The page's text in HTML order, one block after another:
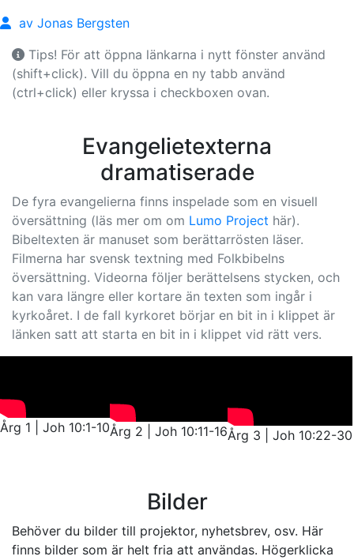
av Jonas Bergsten
Tips! För att öppna länkarna i nytt fönster använd
(shift+click). Vill du öppna en ny tabb använd
(ctrl+click) eller kryssa i checkboxen ovan.
Evangelietexterna
dramatiserade
De fyra evangelierna finns inspelade som en visuell
översättning (läs mer om om Lumo Project här).
Bibeltexten är manuset som berättarrösten läser.
Filmerna har svensk textning med Folkbibelns
översättning. Videorna följer berättelsens stycken, och
kan vara längre eller kortare än texten som ingår i
kyrkoåret. I de fall kyrkoret börjar en bit in i klippet är
länken satt att starta en bit in i klippet vid rätt vers.
Årg 1 | Joh 10:1-10Årg 2 | Joh 10:11-16Årg 3 | Joh 10:22-30
Bilder
Behöver du bilder till projektor, nyhetsbrev, osv. Här
finns bilder som är helt fria att användas. Högerklicka